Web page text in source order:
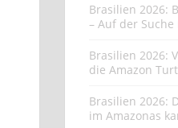
Brasilien 2026:
– Auf der
Brasilien 2026:
die Amazon
Brasilien 2026:
im Amazonas